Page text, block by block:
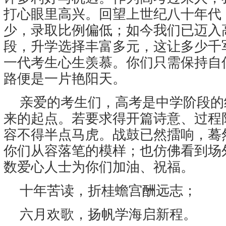
打心眼里高兴。回望上世纪八十年
少，录取比例偏低；如今我们已迈
段，升学选择丰富多元，这让多少
一代考生心生羡慕。你们只需保持
路便是一片艳阳天。
亲爱的考生们，高考是中学阶段
来的起点。若要求得开篇诗意、过
容不得半点马虎。战鼓已然擂响，
你们从容落笔的模样；也仿佛看到
数爱心人士为你们加油、祝福。
十年苦读，折桂蟾宫酬远志；
六月欢歌，扬帆学海启新程。